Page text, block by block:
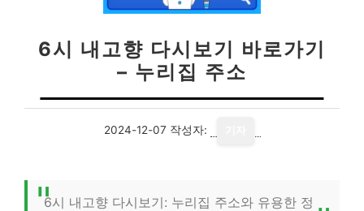
6시 내고향 다시보기 바로가기
– 누리집 주소
2024-12-07 작성자:
6시 내고향 다시보기: 누리집 주소와 유용한 정